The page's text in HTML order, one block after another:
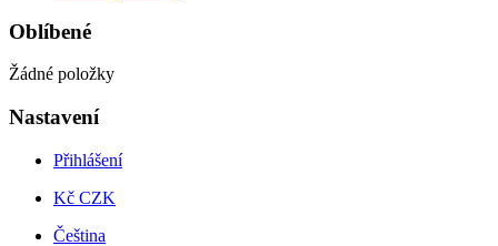
Oblíbené
Žádné položky
Nastavení
Přihlášení
Kč CZK
Čeština